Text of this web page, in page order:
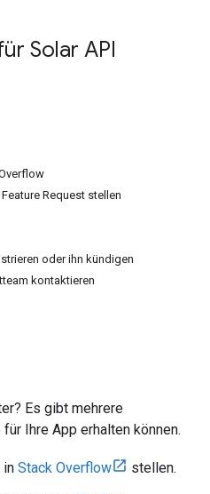
Solar API
Request stellen
oder ihn kündigen
kontaktieren
Es gibt mehrere
Ihre App erhalten können.
in Stack Overflow
stellen.